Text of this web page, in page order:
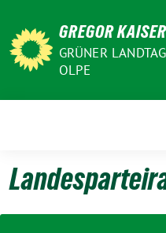
zum
Inhalt
GREGOR KAISER
GRÜNER
OLPE